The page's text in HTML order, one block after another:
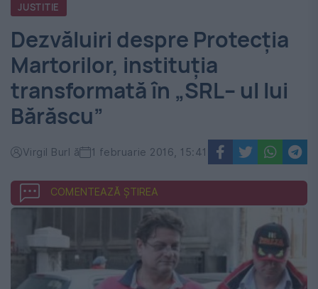
România
-
Evenimentul
Zilei
JUSTITIE
Dezvăluiri despre Protecția
Martorilor, instituția
transformată în „SRL– ul lui
Bărăscu”
Virgil Burl ă 1 februarie 2016, 15:41
COMENTEAZĂ ȘTIREA